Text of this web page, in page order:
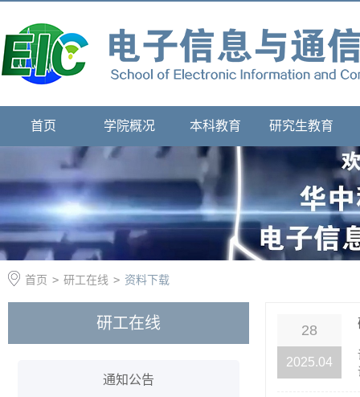
首页 学院概况 本科教育 研究生教育
首页 > 研工在线 > 资料下载
研工在线
通知公告
28
2025.04